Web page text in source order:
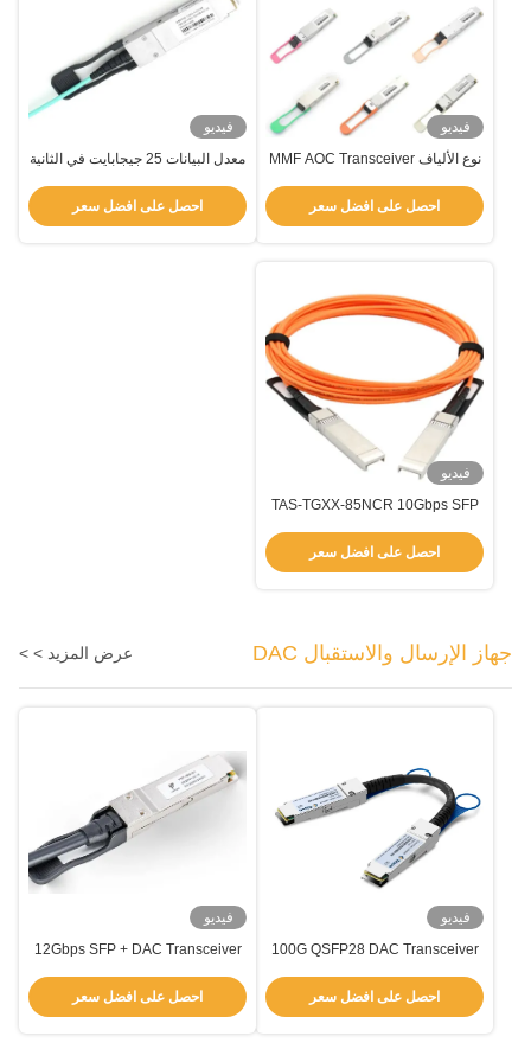
فيديو
نوع الألياف MMF AOC Transceiver
X5A3-85NCR
احصل على افضل سعر
فيديو
معدل البيانات 25 جيجابايت في الثانية
الكهربائي 850nm
احصل على افضل سعر
فيديو
TAS-TGXX-85NCR 10Gbps SFP
عالية
احصل على افضل سعر
جهاز الإرسال والاستقبال DAC عرض المزيد > >
فيديو
100G QSFP28 DAC Transceiver
احصل على افضل سعر
فيديو
12Gbps SFP + DAC Transceiver
00NCR
احصل على افضل سعر